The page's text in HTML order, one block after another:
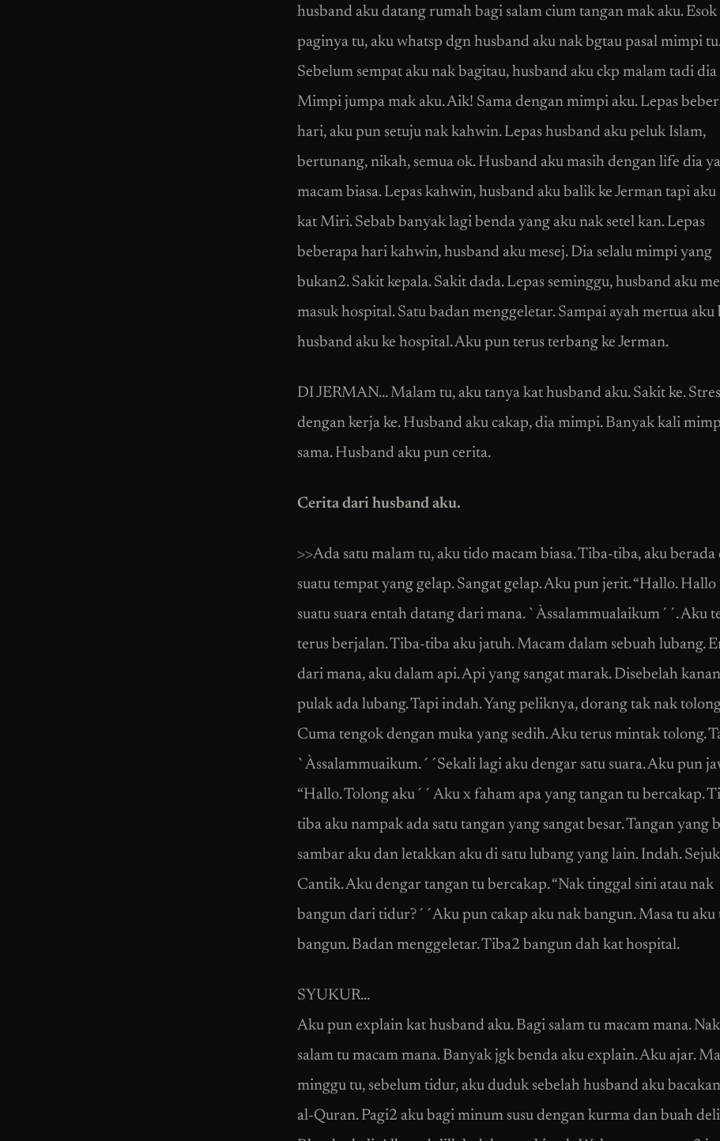
husband aku datang rumah bagi salam cium tangan mak aku. Esok
paginya tu, aku whatsp dgn husband aku nak bgtau pasal mimpi tu.
Sebelum sempat aku nak bagitau, husband aku ckp malam tadi
Mimpi jumpa mak aku. Aik! Sama dengan mimpi aku. Lepas
hari, aku pun setuju nak kahwin. Lepas husband aku peluk Islam,
bertunang, nikah, semua ok. Husband aku masih dengan life dia
macam biasa. Lepas kahwin, husband aku balik ke Jerman tapi aku
kat Miri. Sebab banyak lagi benda yang aku nak setel kan. Lepas
beberapa hari kahwin, husband aku mesej. Dia selalu mimpi yang
bukan2. Sakit kepala. Sakit dada. Lepas seminggu, husband aku
masuk hospital. Satu badan menggeletar. Sampai ayah mertua aku
husband aku ke hospital. Aku pun terus terbang ke Jerman.
DI JERMAN… Malam tu, aku tanya kat husband aku. Sakit ke.
dengan kerja ke. Husband aku cakap, dia mimpi. Banyak kali
sama. Husband aku pun cerita.
Cerita dari husband aku.
>>Ada satu malam tu, aku tido macam biasa. Tiba-tiba, aku berada
suatu tempat yang gelap. Sangat gelap. Aku pun jerit. “Hallo.
suatu suara entah datang dari mana. `Àssalammualaikum´´. Aku
terus berjalan. Tiba-tiba aku jatuh. Macam dalam sebuah lubang.
dari mana, aku dalam api. Api yang sangat marak. Disebelah
pulak ada lubang. Tapi indah. Yang peliknya, dorang tak nak
Cuma tengok dengan muka yang sedih. Aku terus mintak tolong.
`Àssalammuaikum.´´Sekali lagi aku dengar satu suara. Aku pun
“Hallo. Tolong aku´´ Aku x faham apa yang tangan tu bercakap.
tiba aku nampak ada satu tangan yang sangat besar. Tangan yang
sambar aku dan letakkan aku di satu lubang yang lain. Indah.
Cantik. Aku dengar tangan tu bercakap. “Nak tinggal sini atau nak
bangun dari tidur?´´Aku pun cakap aku nak bangun. Masa tu aku
bangun. Badan menggeletar. Tiba2 bangun dah kat hospital.
SYUKUR…
Aku pun explain kat husband aku. Bagi salam tu macam mana.
salam tu macam mana. Banyak jgk benda aku explain. Aku ajar.
minggu tu, sebelum tidur, aku duduk sebelah husband aku
al-Quran. Pagi2 aku bagi minum susu dengan kurma dan buah